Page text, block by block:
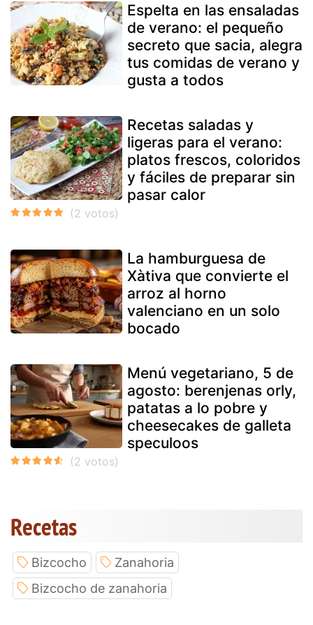
Espelta en las ensaladas
de verano: el pequeño
secreto que sacia, alegra
tus comidas de verano y
gusta a todos
Recetas saladas y
ligeras para el verano:
platos frescos, coloridos
y fáciles de preparar sin
pasar calor
La hamburguesa de
Xàtiva que convierte el
arroz al horno
valenciano en un solo
bocado
Menú vegetariano, 5 de
agosto: berenjenas orly,
patatas a lo pobre y
cheesecakes de galleta
speculoos
Recetas
Bizcocho
Zanahoria
Bizcocho de zanahoria